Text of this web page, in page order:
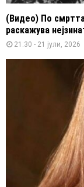
(Видео) По
раскажува
21:30 - 21 јули, 2026